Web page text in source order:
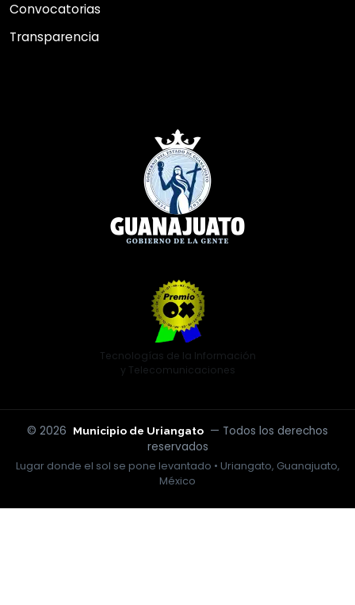
Convocatorias
Transparencia
Tecnologías de la Información
y Telecomunicaciones
© 2026 Municipio de Uriangato — Todos los derechos
reservados
Lugar donde el sol se pone levantado • Uriangato, Guanajuato,
México